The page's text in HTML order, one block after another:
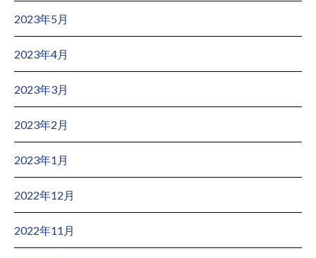
2023年5月
2023年4月
2023年3月
2023年2月
2023年1月
2022年12月
2022年11月